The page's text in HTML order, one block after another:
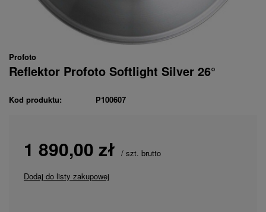
Profoto
Reflektor Profoto Softlight Silver 26°
Kod produktu: P100607
1 890,00 zł / szt. brutto
Dodaj do listy zakupowej